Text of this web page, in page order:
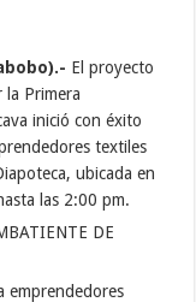
El proyecto
la Primera
inició con éxito
textiles
ubicada en
las 2:00 pm.
emprendedores